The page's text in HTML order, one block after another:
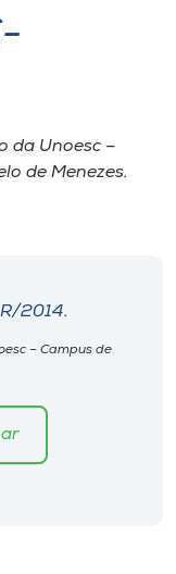
da Unoesc –
de Menezes.
2014.
– Campus de